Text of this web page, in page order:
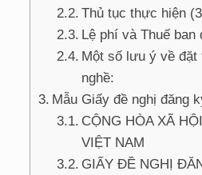
Thủ tục thực hiện
Lệ phí và Thuế ban
Một số lưu ý về đặt
nghề:
Mẫu Giấy đề nghị đăng
CỘNG HÒA XÃ
VIỆT NAM
GIẤY ĐỀ NGHỊ